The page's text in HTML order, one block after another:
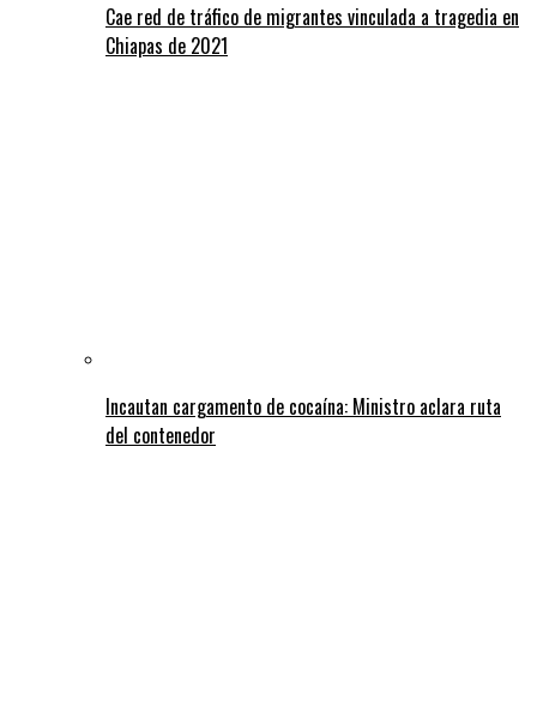
Cae red de tráfico de migrantes vinculada a tragedia en
Chiapas de 2021
Incautan cargamento de cocaína: Ministro aclara ruta
del contenedor